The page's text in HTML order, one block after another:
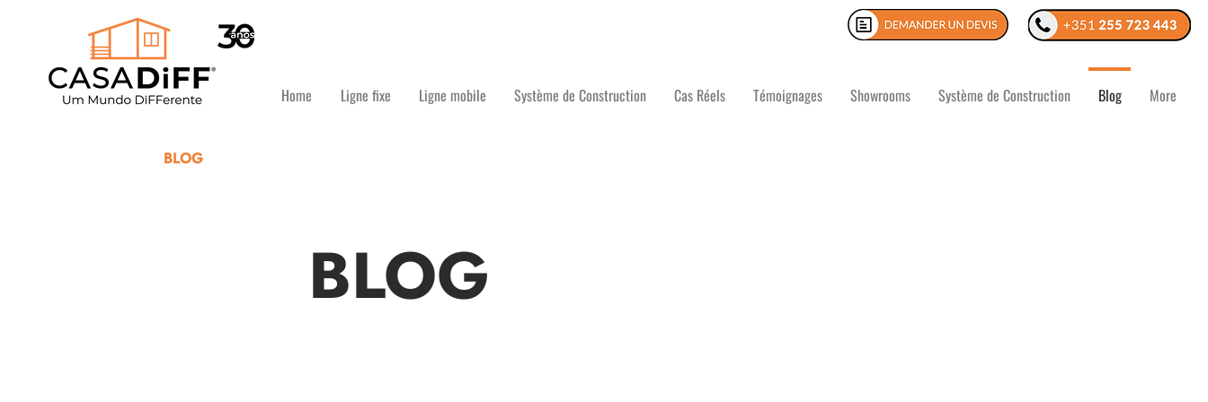
Home Ligne fixe Ligne mobile Système de Construction Cas Réels Témoignages Showrooms Système de Construction Blog More
BLOG
BLOG